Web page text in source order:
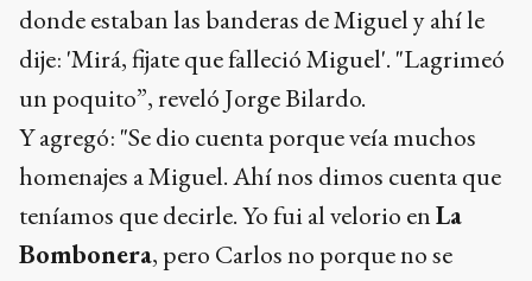
donde estaban las banderas de Miguel y ahí le
dije: 'Mirá, fijate que falleció Miguel'. "Lagrimeó
un poquito”, reveló Jorge Bilardo.
Y agregó: "Se dio cuenta porque veía muchos
homenajes a Miguel. Ahí nos dimos cuenta que
teníamos que decirle. Yo fui al velorio enLa
Bombonera, pero Carlos no porque no se